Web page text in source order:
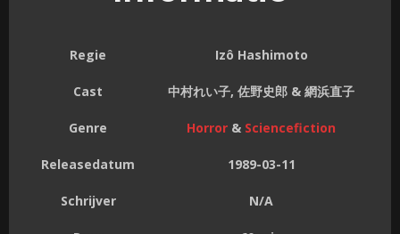
Regie Izô Hashimoto
Cast 中村れい子, 佐野史郎 & 網浜直子
Genre Horror & Sciencefiction
Releasedatum 1989-03-11
Schrijver N/A